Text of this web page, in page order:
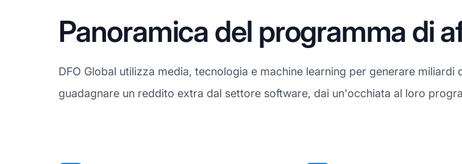
Panoramica del programma di
DFO Global utilizza media, tecnologia e machine learning per generare
guadagnare un reddito extra dal settore software, dai un'occhiata al loro